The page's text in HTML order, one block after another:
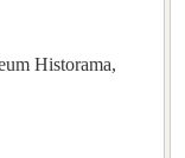
Historama,